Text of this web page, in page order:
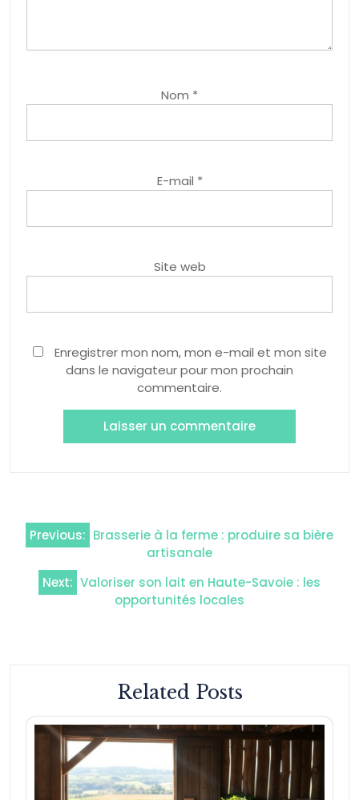
Nom *
E-mail *
Site web
Enregistrer mon nom, mon e-mail et mon site
dans le navigateur pour mon prochain
commentaire.
Navigation
de
l’article
Previous: Brasserie à la ferme : produire sa bière
artisanale
Next: Valoriser son lait en Haute-Savoie : les
opportunités locales
Related Posts